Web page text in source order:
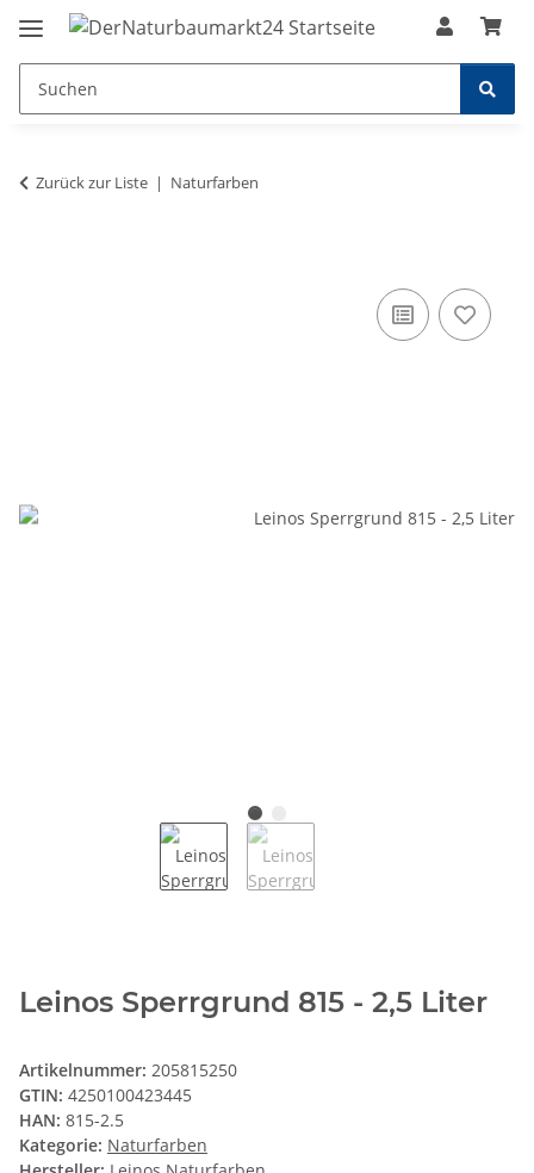
Zurück zur Liste Naturfarben
Leinos Sperrgrund 815 - 2,5 Liter
Artikelnummer: 205815250
GTIN: 4250100423445
HAN: 815-2.5
Kategorie: Naturfarben